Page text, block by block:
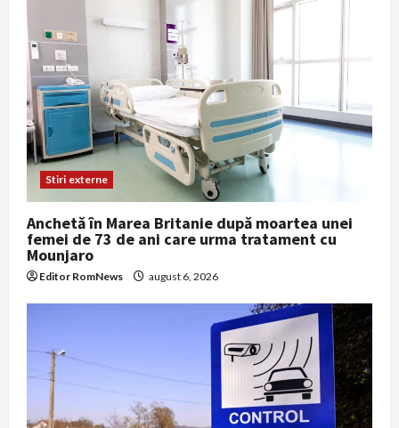
Stiri externe
Anchetă în Marea Britanie după moartea unei
femei de 73 de ani care urma tratament cu
Mounjaro
Editor RomNews august 6, 2026